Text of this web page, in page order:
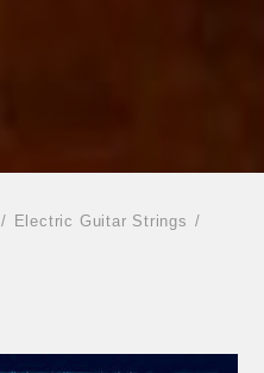
Electric Guitar Strings